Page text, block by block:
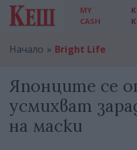
MY
CASH
Начало Bright Life
Японците се
усмихват
на маски